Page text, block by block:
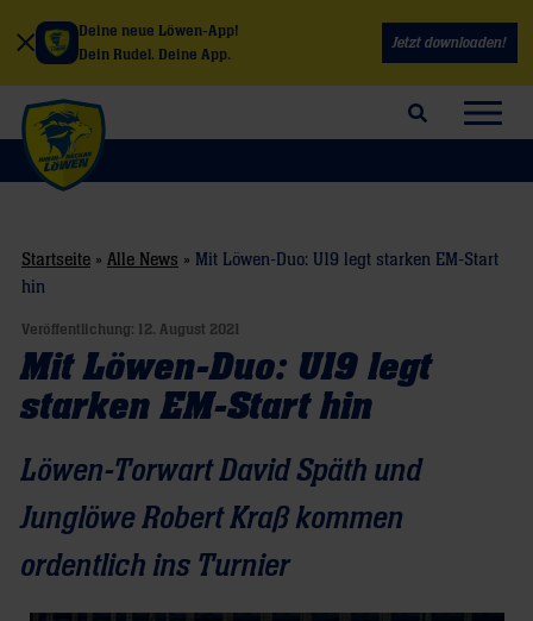
Deine neue Löwen-App!
Dein Rudel. Deine App.
Jetzt downloaden!
Suchfeld öffnen
Startseite » Alle News » Mit Löwen-Duo: U19 legt starken EM-Start
hin
Veröffentlichung: 12. August 2021
Mit Löwen-Duo: U19 legt
starken EM-Start hin
Löwen-Torwart David Späth und
Junglöwe Robert Kraß kommen
ordentlich ins Turnier